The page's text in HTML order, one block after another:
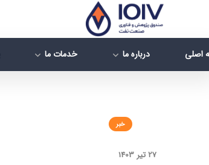
اصلی درباره ما خدمات ما
خبر
27 تیر 1403